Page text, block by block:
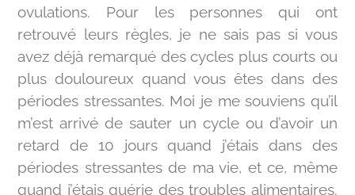
ovulations. Pour les personnes qui ont
retrouvé leurs règles, je ne sais pas si vous
avez déjà remarqué des cycles plus courts ou
plus douloureux quand vous êtes dans des
périodes stressantes. Moi je me souviens qu’il
m’est arrivé de sauter un cycle ou d’avoir un
retard de 10 jours quand j’étais dans des
périodes stressantes de ma vie, et ce, même
quand j’étais guérie des troubles alimentaires.